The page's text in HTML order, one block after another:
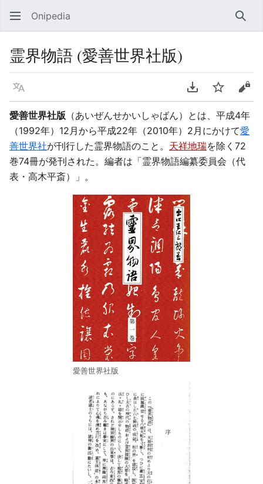
Onipedia 検索
霊界物語 (愛善世界社版)
言語 PDFをダウンロ
ウォッチソ
愛善世界社版 （あいぜんせかいしゃばん）とは、平成4年
（1992年）12月から平成22年（2010年）2月にかけて愛
善世界社が刊行した霊界物語のこと。 天祥地瑞を除く72
巻74冊が発刊された。編者は「霊界物語編纂委員会（代
表・高木平斎）」。
愛善世界社版